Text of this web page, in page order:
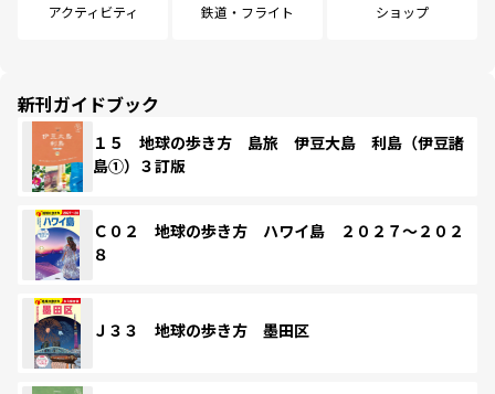
アクティビティ 鉄道・フライト ショップ
新刊ガイドブック
１５ 地球の歩き方 島旅 伊豆大島 利島（伊豆諸
島①）３訂版
Ｃ０２ 地球の歩き方 ハワイ島 ２０２７～２０２
８
Ｊ３３ 地球の歩き方 墨田区